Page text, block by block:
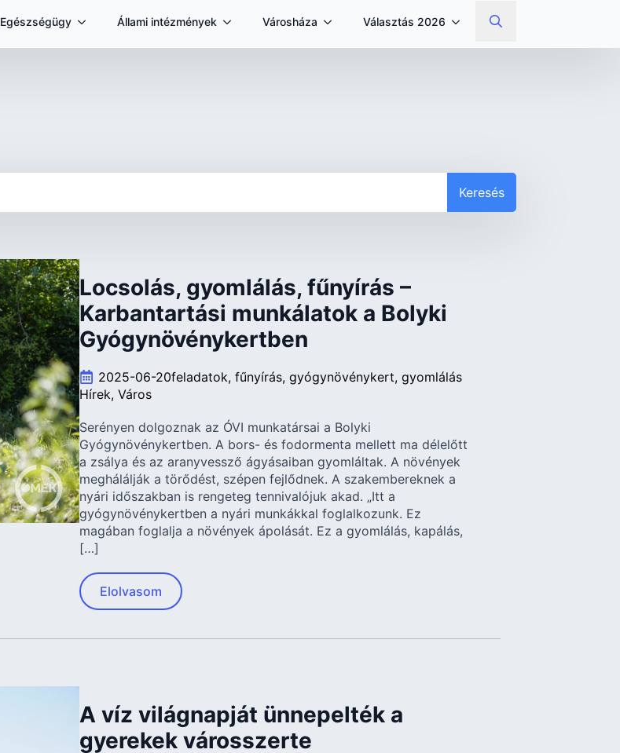
Egészségügy Állami intézmények Városháza Választás 2026
Search
Keresés
Locsolás, gyomlálás, fűnyírás –
Karbantartási munkálatok a Bolyki
Gyógynövénykertben
2025-06-20feladatok fűnyírás gyógynövénykert gyomlálás
Hírek Város
Serényen dolgoznak az ÓVI munkatársai a Bolyki
Gyógynövénykertben. A bors- és fodormenta mellett ma délelőtt
a zsálya és az aranyvessző ágyásaiban gyomláltak. A növények
meghálálják a törődést, szépen fejlődnek. A szakembereknek a
nyári időszakban is rengeteg tennivalójuk akad. „Itt a
gyógynövénykertben a nyári munkákkal foglalkozunk. Ez
magában foglalja a növények ápolását. Ez a gyomlálás, kapálás,
[…]
Elolvasom
A víz világnapját ünnepelték a
gyerekek városszerte